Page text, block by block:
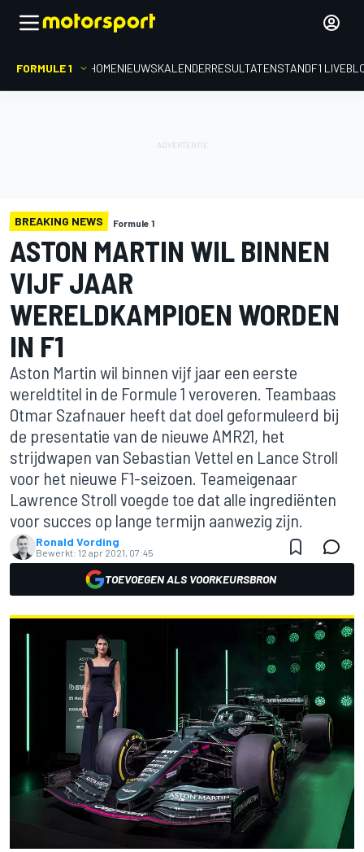
FORMULE 1 HOMENIEUWSKALENDERRESULTATENSTANDF1
BREAKING NEWS Formule 1
ASTON MARTIN WIL BINNEN
VIJF JAAR
WERELDKAMPIOEN WORDEN
IN F1
Aston Martin wil binnen vijf jaar een eerste
wereldtitel in de Formule 1 veroveren. Teambaas
Otmar Szafnauer heeft dat doel geformuleerd bij
de presentatie van de nieuwe AMR21, het
strijdwapen van Sebastian Vettel en Lance Stroll
voor het nieuwe F1-seizoen. Teameigenaar
Lawrence Stroll voegde toe dat alle ingrediënten
voor succes op lange termijn aanwezig zijn.
Ronald Vording
Bewerkt: 12 apr 2021, 07:45
TOEVOEGEN ALS VOORKEURSBRON